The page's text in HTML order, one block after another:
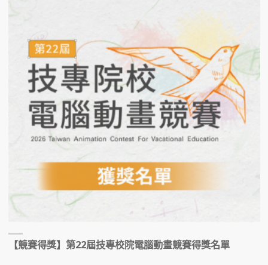
【競賽得獎】第22屆技專校院電腦動畫競賽得獎名單